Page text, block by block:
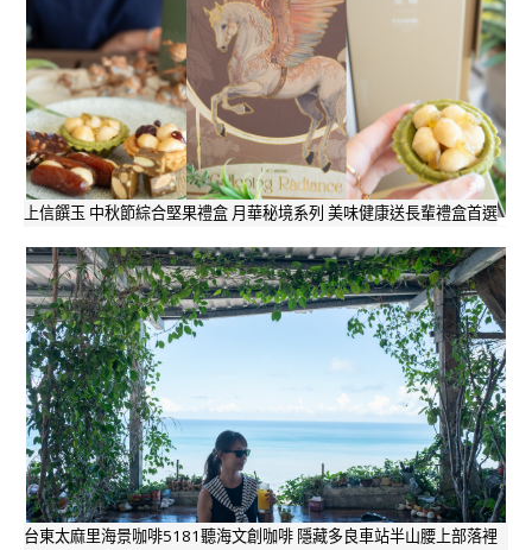
上信饌玉 中秋節綜合堅果禮盒 月華秘境系列 美味健康送長輩禮盒首選
台東太麻里海景咖啡5181聽海文創咖啡 隱藏多良車站半山腰上部落裡